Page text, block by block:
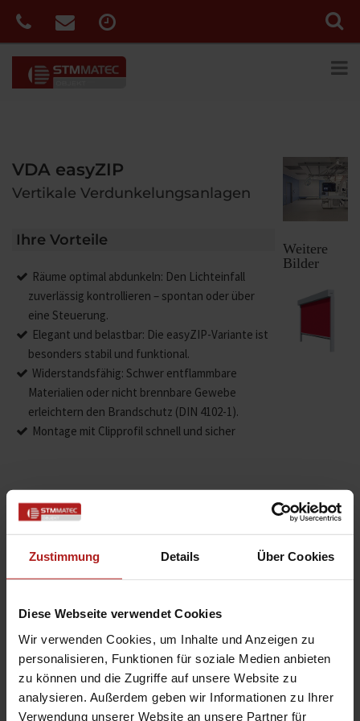
Zustimmung Details Über Cookies
Diese Webseite verwendet Cookies
Wir verwenden Cookies, um Inhalte und Anzeigen zu
personalisieren, Funktionen für soziale Medien anbieten
zu können und die Zugriffe auf unsere Website zu
analysieren. Außerdem geben wir Informationen zu Ihrer
Verwendung unserer Website an unsere Partner für
VDA easyZIP
Vertikale Verdunkelungsanlagen
Ihre Vorteile
Räume optimal abdunkeln: Den Lichteinfall
zuverlässig kontrollieren – spontan oder über
eine Steuerung.
Elegant und belastbar: Die easyZIP-Variante ist
besonders stabil und funktional.
Widerstandsfähig: Schwer entflammbare
Materialien oder nicht brennbare Gewebe
erleichtern den Brandschutz (DIN 4102-1).
Montage mit Clipprofil schnell und sicher
Produktdetails
max. Höhe: 5.500 mm
(Reißverschluss) mit flexiblen Inlay
Anwendungsbereiche: senkrechte Glasflächen,
ideal bei Pfosten-Riegel-Fassade
Stoffqualität: Soltis B92
Weitere
Bilder